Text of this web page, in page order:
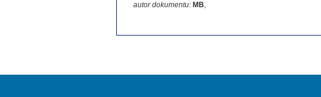
Astrologische Notate
autor dokumentu: MB,